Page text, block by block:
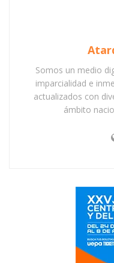
Somos un medio
imparcialidad e
actualizados con
ámbito